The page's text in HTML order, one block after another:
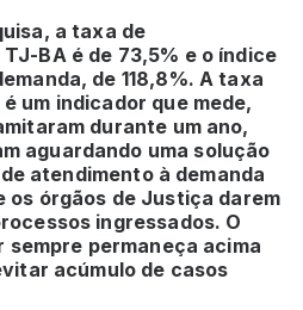
a taxa de
BA é de 73,5% e o índice
de 118,8%. A taxa
um indicador que mede,
durante um ano,
aguardando uma solução
atendimento à demanda
os órgãos de Justiça darem
ingressados. O
sempre permaneça acima
acúmulo de casos